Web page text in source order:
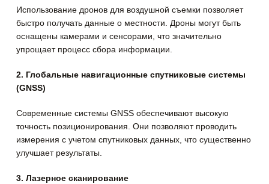
Использование дронов для воздушной съемки позволяет
быстро получать данные о местности. Дроны могут быть
оснащены камерами и сенсорами, что значительно
упрощает процесс сбора информации.
2. Глобальные навигационные спутниковые системы
(GNSS)
Современные системы GNSS обеспечивают высокую
точность позиционирования. Они позволяют проводить
измерения с учетом спутниковых данных, что существенно
улучшает результаты.
3. Лазерное сканирование